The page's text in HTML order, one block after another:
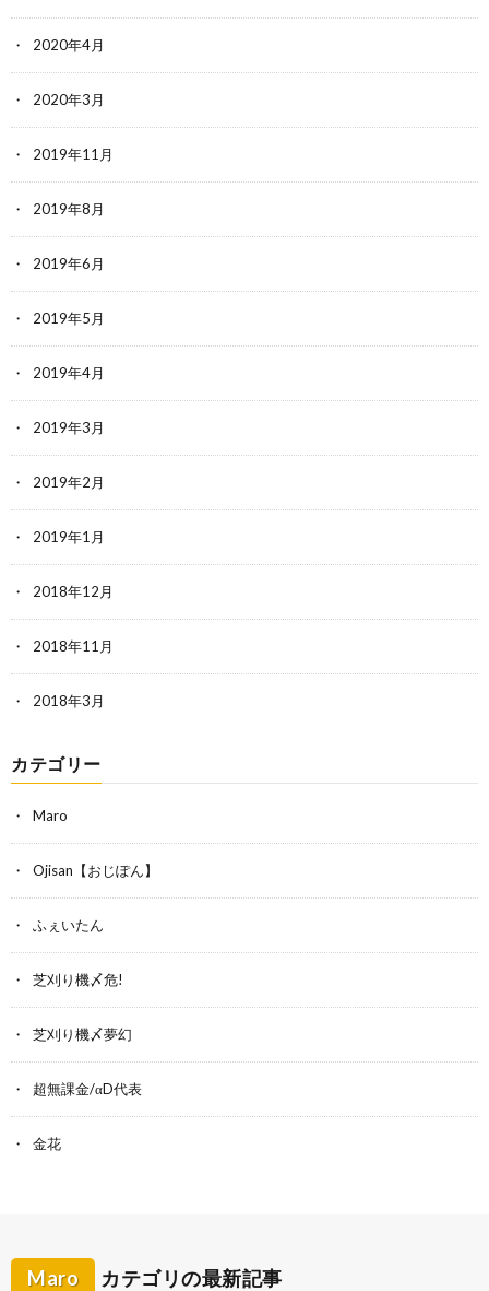
2020年4月
2020年3月
2019年11月
2019年8月
2019年6月
2019年5月
2019年4月
2019年3月
2019年2月
2019年1月
2018年12月
2018年11月
2018年3月
カテゴリー
Maro
Ojisan【おじぽん】
ふぇいたん
芝刈り機〆危!
芝刈り機〆夢幻
超無課金/αD代表
金花
Maro カテゴリの最新記事